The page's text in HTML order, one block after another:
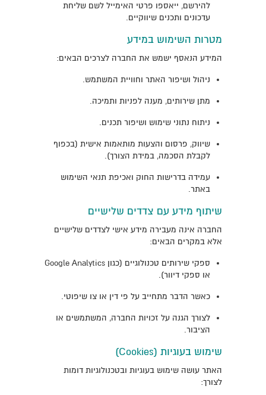
להירשם, ייאספו פרטי האימייל לשם שליחת
עדכונים ותכנים שיווקיים.
מטרות השימוש במידע
המידע הנאסף ישמש את החברה לצרכים הבאים:
ניהול ושיפור האתר וחוויית המשתמש.
מתן שירותים, מענה לפניות ותמיכה.
ניתוח נתוני שימוש ושיפור תכנים.
שיווק, פרסום והצעות מותאמות אישית (בכפוף
לקבלת הסכמה, במידת הצורך).
עמידה בדרישות החוק ואכיפת תנאי השימוש
באתר.
שיתוף מידע עם צדדים שלישיים
החברה אינה מעבירה מידע אישי לצדדים שלישיים
אלא במקרים הבאים:
ספקי שירותים טכנולוגיים (כגון Google Analytics
או ספקי דיוור).
כאשר הדבר מתחייב על פי דין או צו שיפוטי.
לצורך הגנה על זכויות החברה, המשתמשים או
הציבור.
שימוש בעוגיות (Cookies)
האתר עושה שימוש בעוגיות ובטכנולוגיות דומות
לצורך: